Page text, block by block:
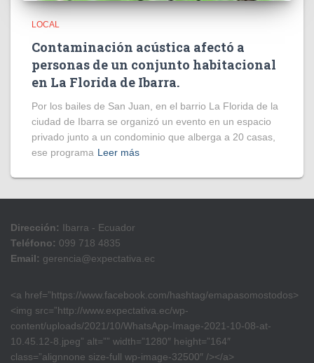
LOCAL
Contaminación acústica afectó a
personas de un conjunto habitacional
en La Florida de Ibarra.
Por los bailes de San Juan, en el barrio La Florida de la
ciudad de Ibarra se organizó un evento en un espacio
privado junto a un condominio que alberga a 20 casas,
ese programa Leer más
Dirección: Ibarra - Ecuador
Teléfono: 099 718 4835
Email: gerencia@expectativa.ec
<a href=”https://www.facebook.com/hashtag/emapasomostodos>
<img src=”http://www.expectativa.ec/wp-
content/uploads/2021/10/WhatsApp-Image-2021-10-08-at-
10.45.12-8.jpeg” alt=”” width=”1280″ height=”164″
class=”alignnone size-full wp-image-32500″ /></a>